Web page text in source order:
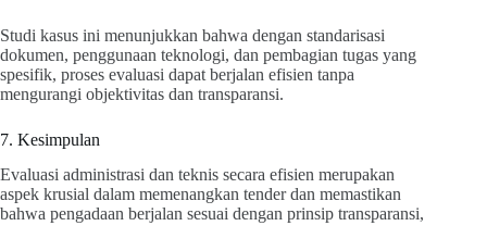
Studi kasus ini menunjukkan bahwa dengan standarisasi
dokumen, penggunaan teknologi, dan pembagian tugas yang
spesifik, proses evaluasi dapat berjalan efisien tanpa
mengurangi objektivitas dan transparansi.
7. Kesimpulan
Evaluasi administrasi dan teknis secara efisien merupakan
aspek krusial dalam memenangkan tender dan memastikan
bahwa pengadaan berjalan sesuai dengan prinsip transparansi,